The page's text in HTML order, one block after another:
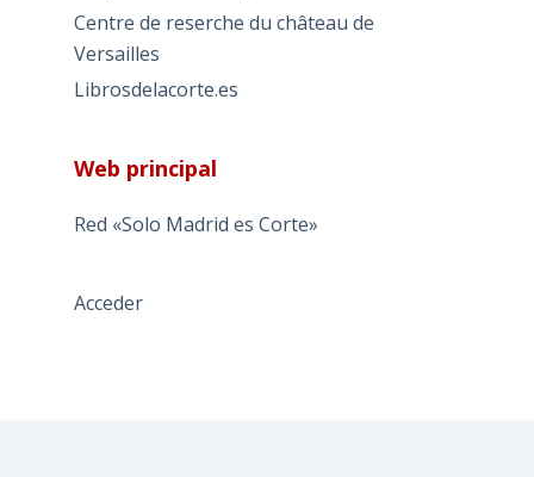
Centre de reserche du château de
Versailles
Librosdelacorte.es
Web principal
Red «Solo Madrid es Corte»
Acceder